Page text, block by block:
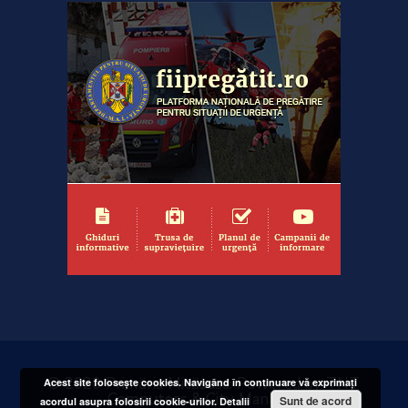
© 2020 Primăria Micăsasa. Powered byTNT
Computers&City Manager
Acest site foloseşte cookies. Navigând în continuare vă exprimaţi
acordul asupra folosirii cookie-urilor. Detalii Sunt de acord